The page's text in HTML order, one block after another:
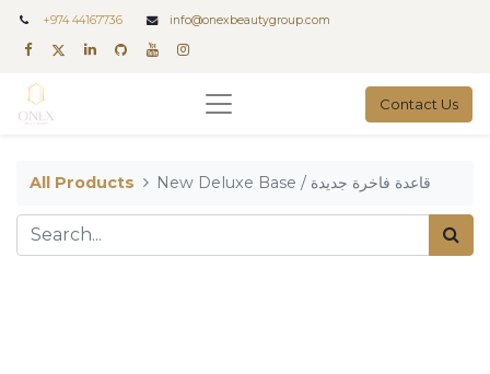
+974 44167736 info@onexbeautygroup.com
Contact Us
All Products New Deluxe Base / قاعدة فاخرة جديدة